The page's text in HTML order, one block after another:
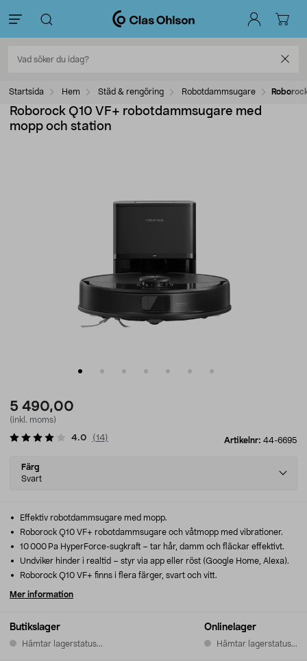
Startsida Hem Städ & rengöring Robotdammsugare
Roborock Q10 VF+ robotdammsugare med
mopp och station
5 490,00
(inkl. moms)
Artikelnr: 44-6695
4.0 (14)
Select
variant
Färg
Svart
Butikslager
Hämtar lagerstatus...
Onlinelager
Hämtar lagerstatus...
Effektiv robotdammsugare med mopp.
Roborock Q10 VF+ robotdammsugare och våtmopp med vibrationer.
10 000 Pa HyperForce-sugkraft – tar hår, damm och fläckar effektivt.
Undviker hinder i realtid – styr via app eller röst (Google Home, Alexa).
Roborock Q10 VF+ finns i flera färger, svart och vitt.
Mer information